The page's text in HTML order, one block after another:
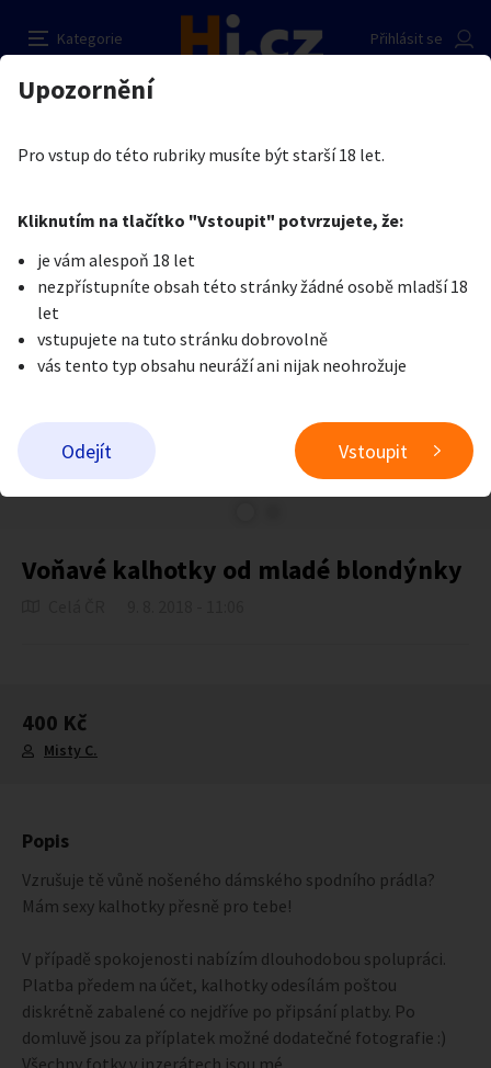
Kategorie
Přihlásit se
Auto-moto
Reality a bydlení Seznamka
Zvířata
Stroje a nářadí PC a elektro Sport a hobby
Sběratelství
Přidat inzerát
Erotika
Je nám líto, ale tenhle inzerát již není aktuální.
Voňavé kalhotky od mladé blondýnky
400 Kč
Misty C.
Popis
Vzrušuje tě vůně nošeného dámského spodního prádla?
Mám sexy kalhotky přesně pro tebe!
V případě spokojenosti nabízím dlouhodobou spolupráci.
Platba předem na účet, kalhotky odesílám poštou
diskrétně zabalené co nejdříve po připsání platby. Po
domluvě jsou za příplatek možné dodatečné fotografie :)
Všechny fotky v inzerátech jsou mé.
Voňavé kalhotky od mladé blondýnky
Prodávající
Pošlete uživateli zprávu
Nahlásit inzerát
Upozornění
Pro vstup do této rubriky musíte být starší 18 let.
Kliknutím na tlačítko "Vstoupit" potvrzujete, že:
je vám alespoň 18 let
nezpřístupníte obsah této stránky žádné osobě mladší 18
let
vstupujete na tuto stránku dobrovolně
vás tento typ obsahu neuráží ani nijak neohrožuje
Odejít Vstoupit